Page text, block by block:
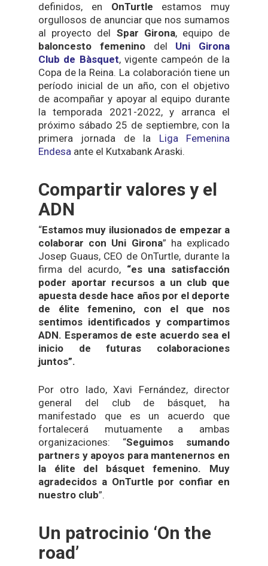
definidos, en OnTurtle estamos muy
orgullosos de anunciar que nos sumamos
al proyecto del Spar Girona, equipo de
baloncesto femeninodel Uni Girona
Club de Bàsquet, vigente campeón de la
Copa de la Reina. La colaboración tiene un
período inicial de un año, con el objetivo
de acompañar y apoyar al equipo durante
la temporada 2021-2022, y arranca el
próximo sábado 25 de septiembre, con la
primera jornada de la Liga Femenina
Endesa ante el Kutxabank Araski.
Compartir valores y el
ADN
“Estamos muy ilusionados de empezar a
colaborar con Uni Girona” ha explicado
Josep Guaus, CEO de OnTurtle, durante la
firma del acurdo, “es una satisfacción
poder aportar recursos a un club que
apuesta desde hace años por el deporte
de élite femenino, con el que nos
sentimos identificados y compartimos
ADN. Esperamos de este acuerdo sea el
inicio de futuras colaboraciones
juntos”.
Por otro lado, Xavi Fernández, director
general del club de básquet, ha
manifestado que es un acuerdo que
fortalecerá mutuamente a ambas
organizaciones: “Seguimos sumando
partners y apoyos para mantenernos en
la élite del básquet femenino. Muy
agradecidos a OnTurtle por confiar en
nuestro club”.
Un patrocinio ‘On the
road’